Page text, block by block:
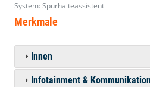
System: Spurhalteassistent
Merkmale
Innen
Infotainment & Kommunikation